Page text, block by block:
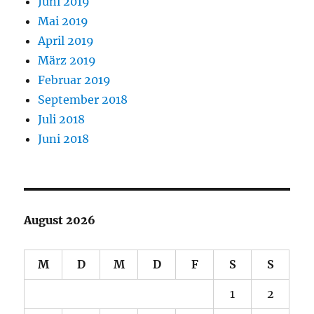
Mai 2019
April 2019
März 2019
Februar 2019
September 2018
Juli 2018
Juni 2018
August 2026
M D M D F S S
1 2